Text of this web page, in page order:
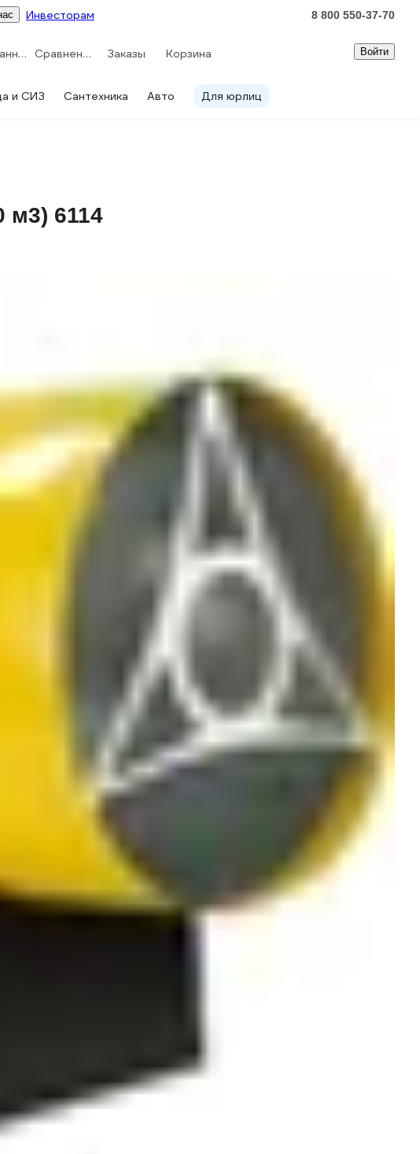
Инвесторам 8 800 550-37-70
Избранное Сравнение Заказы Корзина Войти
и СИЗ Сантехника Авто Для юрлиц
м3) 6114